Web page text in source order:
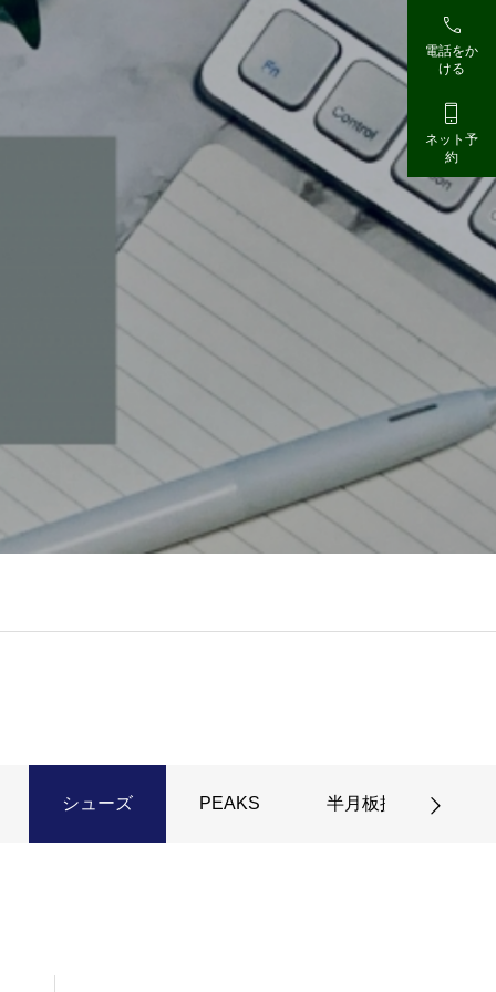

電話をか
ける

ネット予
約
シューズ PEAKS 半月板損傷